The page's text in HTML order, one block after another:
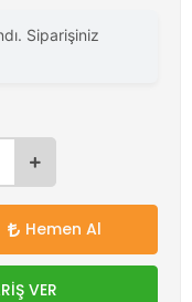
Siparişiniz
Hemen Al
VER